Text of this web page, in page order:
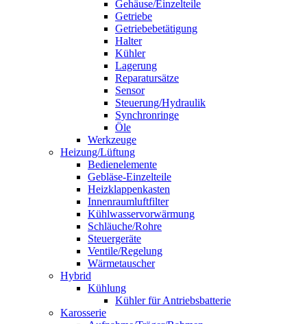
Gehäuse/Einzelteile
Getriebe
Getriebebetätigung
Halter
Kühler
Lagerung
Reparatursätze
Sensor
Steuerung/Hydraulik
Synchronringe
Öle
Werkzeuge
Heizung/Lüftung
Bedienelemente
Gebläse-Einzelteile
Heizklappenkasten
Innenraumluftfilter
Kühlwasservorwärmung
Schläuche/Rohre
Steuergeräte
Ventile/Regelung
Wärmetauscher
Hybrid
Kühlung
Kühler für Antriebsbatterie
Karosserie